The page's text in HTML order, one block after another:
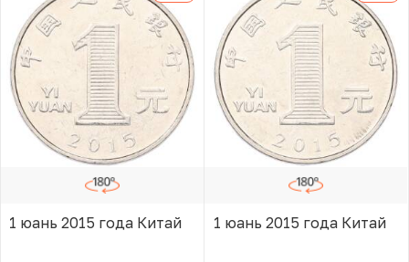
1 юань 2015 года Китай 1 юань 2015 года Китай